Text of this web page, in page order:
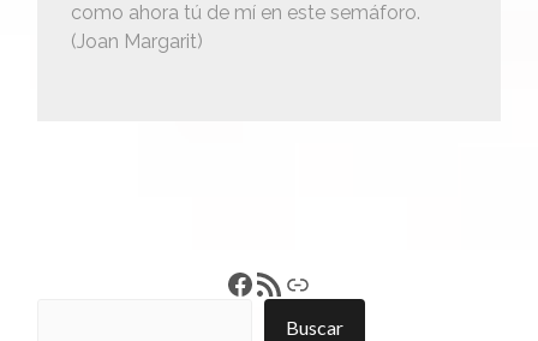
como ahora tú de mí en este semáforo.
(Joan Margarit)
Francisco Pérez
Feed RSSEnlace
Buscar